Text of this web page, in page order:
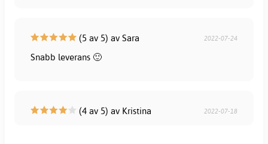
(5 av 5) av Sara 2022-07-24
Snabb leverans 🙂
(4 av 5) av Kristina 2022-07-18